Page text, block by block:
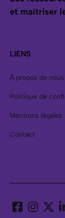
et maîtriser
LIENS
À propos de nous
Politique de
Mentions légales
Contact